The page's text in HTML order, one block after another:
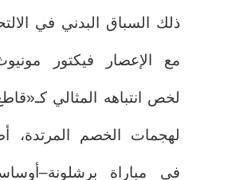
ذلك السباق البدني في
مع الإعصار فيكتور
لخص انتباهه المثالي
لهجمات الخصم المرتدة،
في مباراة